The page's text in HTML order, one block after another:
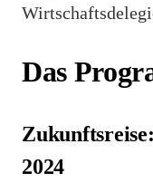
Das
2024